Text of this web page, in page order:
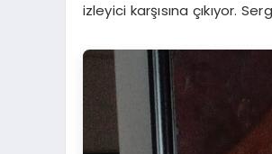
izleyici karşısına çıkıyor.